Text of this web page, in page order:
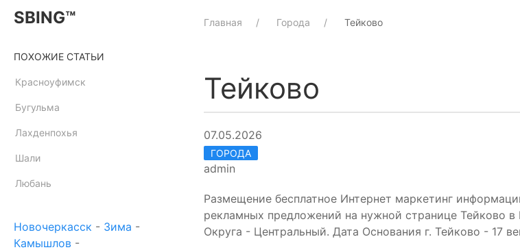
SBING™
ПОХОЖИЕ СТАТЬИ
Красноуфимск
Бугульма
Лахденпохья
Шали
Любань
Новочеркасск - Зима -
Камышлов -
Главная Города Тейково
Тейково
07.05.2026
ГОРОДА
admin
Размещение бесплатное Интернет маркетинг
рекламных предложений на нужной странице Тейково в
Округа - Центральный. Дата Основания г. Тейково - 17